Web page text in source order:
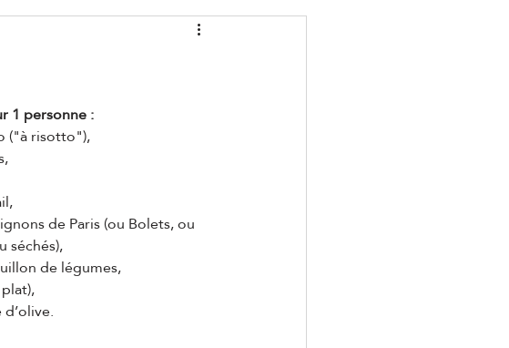
personne :
("à risotto"),
de Paris (ou Bolets, ou
séchés),
de légumes,